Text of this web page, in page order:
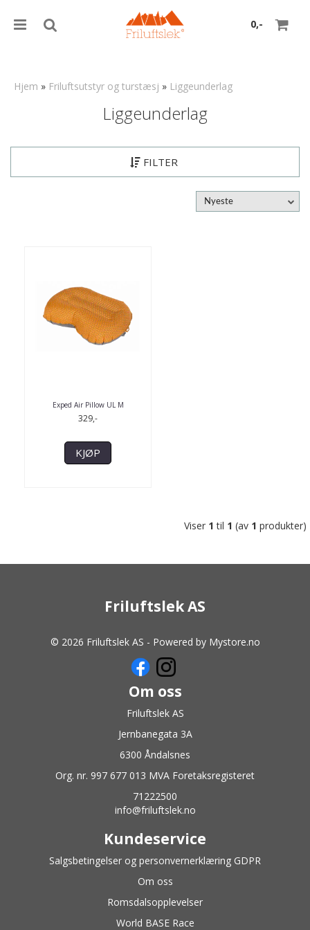
0,-
Hjem » Friluftsutstyr og turstæsj » Liggeunderlag
Liggeunderlag
FILTER
Nyeste
Exped Air Pillow UL M
329,-
KJØP
Viser 1 til 1 (av 1 produkter)
Friluftslek AS
© 2026 Friluftslek AS - Powered by Mystore.no
Om oss
Friluftslek AS
Jernbanegata 3A
6300 Åndalsnes
Org. nr. 997 677 013 MVA Foretaksregisteret
71222500
info@friluftslek.no
Kundeservice
Salgsbetingelser og personvernerklæring GDPR
Om oss
Romsdalsopplevelser
World BASE Race